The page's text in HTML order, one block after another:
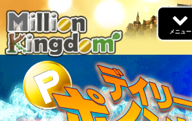
メニュー
ゲーム
景品交換
5リール